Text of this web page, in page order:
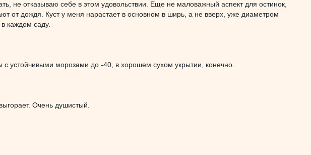
не отказываю себе в этом удовольствии. Еще не маловажный аспект для остинок,
от дождя. Куст у меня нарастает в основном в ширь, а не вверх, уже диаметром
каждом саду.
устойчивыми морозами до -40, в хорошем сухом укрытии, конечно.
Очень душистый.